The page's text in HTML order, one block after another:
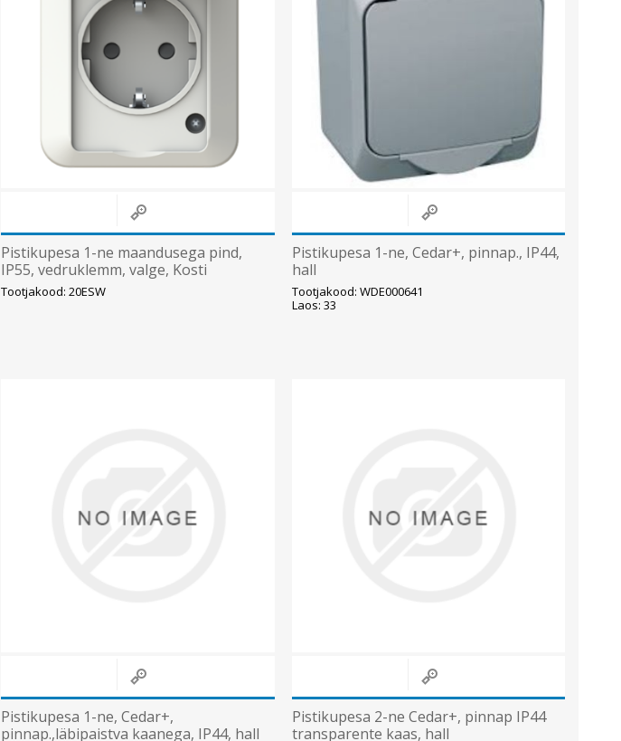
Pistikupesa 1-ne maandusega pind,
IP55, vedruklemm, valge, Kosti
Tootjakood: 20ESW
Pistikupesa 1-ne, Cedar+, pinnap., IP44,
hall
Tootjakood: WDE000641
Laos: 33
Pistikupesa 1-ne, Cedar+,
pinnap.,läbipaistva kaanega, IP44, hall
Pistikupesa 2-ne Cedar+, pinnap IP44
transparente kaas, hall